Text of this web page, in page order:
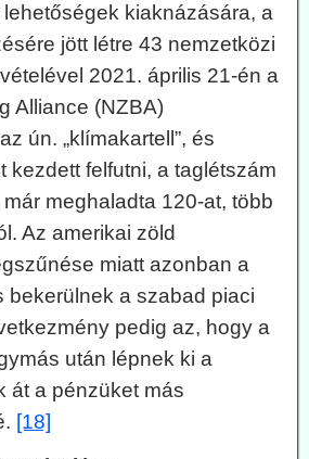
kiaknázására, a
jött létre 43 nemzetközi
2021. április 21-én a
Alliance (NZBA)
ún. „klímakartell”, és
kezdett felfutni, a taglétszám
meghaladta 120-at, több
Az amerikai zöld
miatt azonban a
bekerülnek a szabad piaci
pedig az, hogy a
után lépnek ki a
át a pénzüket más
[18]